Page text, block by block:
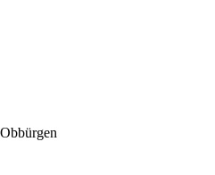
Obbürgen